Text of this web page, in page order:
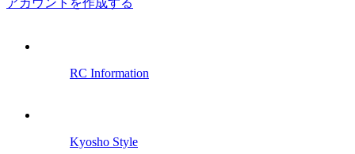
RC Information
Kyosho Style